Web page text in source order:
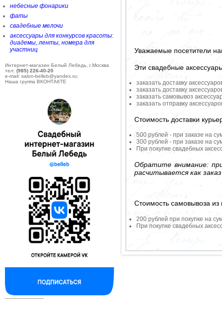
небесные фонарики
фаты
свадебные мелочи
аксессуары для конкурсов красоты:
диадемы, ленты, номера для
участниц
Интернет-магазин Белый Лебедь, г.Москва
тел: (985) 226-40-20
e-mail: salon-belleb@yandex.ru;
Наша группа ВКОНТАКТЕ
--------------------------
Уважаемые посетители
Эти свадебные
заказать доставку
заказать доставку
заказать самовывоз
заказать отправку
Стоимость доставки
500 рублей - при заказе на
300 рублей - при заказе на
При покупке свадебных
Обратите внимание:
расчитывается как
Стоимость самовывоза из
200 рублей при покупке на
При покупке свадебных